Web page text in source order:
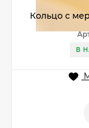
Кольцо с
В